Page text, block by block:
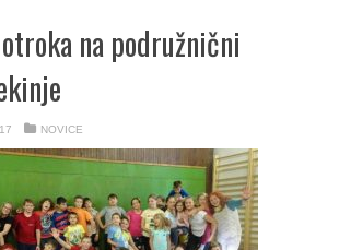
na podružnični
NOVICE